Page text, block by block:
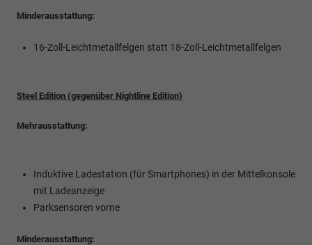
Minderausstattung:
16-Zoll-Leichtmetallfelgen statt 18-Zoll-Leichtmetallfelgen
Steel Edition (gegenüber Nightline Edition)
Mehrausstattung:
Induktive Ladestation (für Smartphones) in der Mittelkonsole
mit Ladeanzeige
Parksensoren vorne
Minderausstattung: